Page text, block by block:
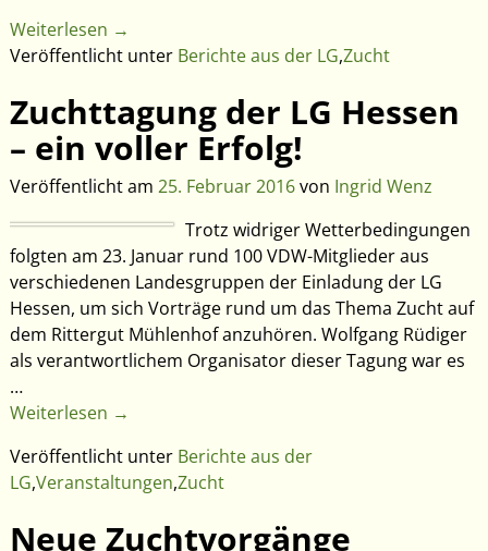
Weiterlesen →
Veröffentlicht unter Berichte aus der LG,Zucht
Zuchttagung der LG Hessen
– ein voller Erfolg!
Veröffentlicht am 25. Februar 2016von Ingrid Wenz
Trotz widriger Wetterbedingungen
folgten am 23. Januar rund 100 VDW-Mitglieder aus
verschiedenen Landesgruppen der Einladung der LG
Hessen, um sich Vorträge rund um das Thema Zucht auf
dem Rittergut Mühlenhof anzuhören. Wolfgang Rüdiger
als verantwortlichem Organisator dieser Tagung war es
…
Weiterlesen →
Veröffentlicht unter Berichte aus der
LG,Veranstaltungen,Zucht
Neue Zuchtvorgänge